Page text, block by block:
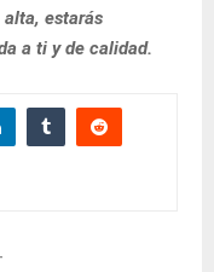
alta, estarás
a ti y de calidad.